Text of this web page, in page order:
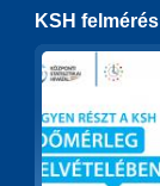
KSH felmérés